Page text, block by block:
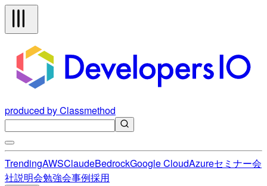
produced by Classmethod
TrendingAWSClaudeBedrockGoogle CloudAzureセミナー会
社説明会勉強会事例採用